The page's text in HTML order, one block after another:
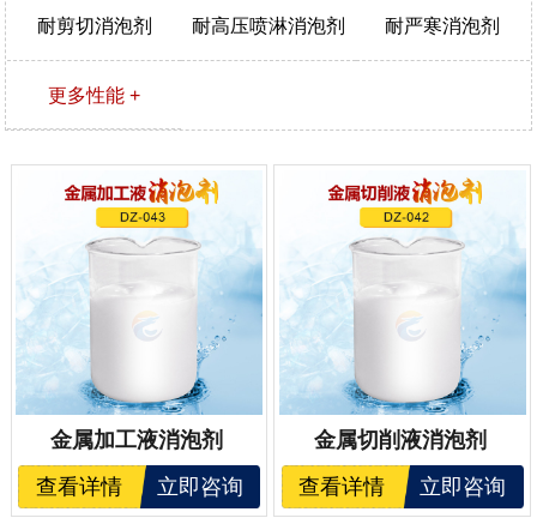
耐剪切消泡剂 耐高压喷淋消泡剂 耐严寒消泡剂
更多性能 +
金属加工液消泡剂
查看详情
立即咨询
金属切削液消泡剂
查看详情
立即咨询